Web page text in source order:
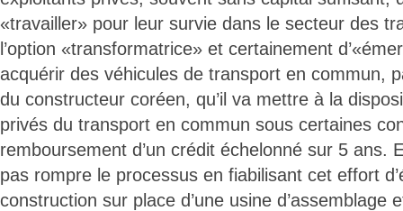
«travailler» pour leur survie dans le secteur des
l’option «transformatrice» et certainement
acquérir des véhicules de transport en commun,
du constructeur coréen, qu’il va mettre à la
privés du transport en commun sous certaines
remboursement d’un crédit échelonné sur 5 ans.
pas rompre le processus en fiabilisant cet effort
construction sur place d’une usine d’assemblage